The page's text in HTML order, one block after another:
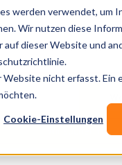
werden verwendet,
Wir nutzen diese
dieser Website und
nicht erfasst. Ein
Cookie-Einstellungen
Publikationen
Wir suchen für